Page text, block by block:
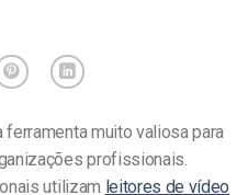
muito valiosa para
profissionais.
utilizam leitores de vídeo